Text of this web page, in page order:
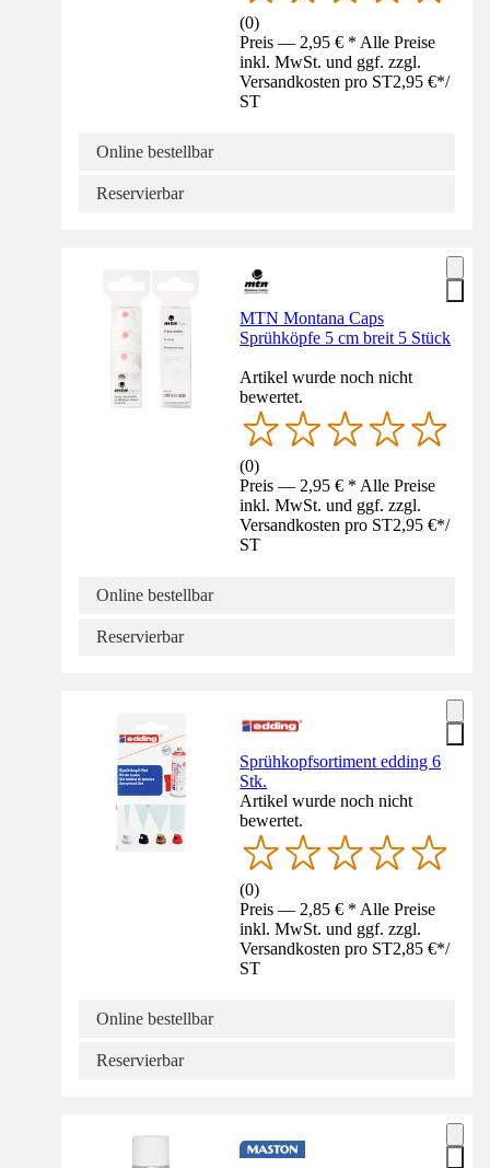
(0)
Preis — 2,95 € * Alle Preise
inkl. MwSt. und ggf. zzgl.
Versandkosten pro ST2,95 €*/
ST
Online bestellbar
Reservierbar
MTN Montana Caps
Sprühköpfe 5 cm breit 5 Stück
Artikel wurde noch nicht
bewertet.
(0)
Preis — 2,95 € * Alle Preise
inkl. MwSt. und ggf. zzgl.
Versandkosten pro ST2,95 €*/
ST
Online bestellbar
Reservierbar
Sprühkopfsortiment edding 6
Stk.
Artikel wurde noch nicht
bewertet.
(0)
Preis — 2,85 € * Alle Preise
inkl. MwSt. und ggf. zzgl.
Versandkosten pro ST2,85 €*/
ST
Online bestellbar
Reservierbar